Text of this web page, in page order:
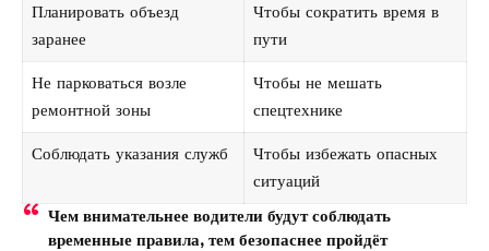
Планировать объезд
заранее
Чтобы сократить время в
пути
Не парковаться возле
ремонтной зоны
Чтобы не мешать
спецтехнике
Соблюдать указания служб
Чтобы избежать опасных
ситуаций
Чем внимательнее водители будут соблюдать
временные правила, тем безопаснее пройдёт